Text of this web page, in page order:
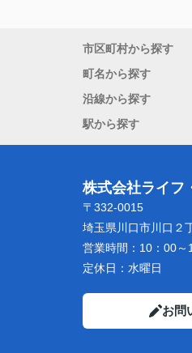
市区町村から探す
町名から探す
沿線から探す
駅から探す
株式会社ライフ
〒332-0015
埼玉県川口市川口２
営業時間： 10：00～
定休日： 水曜日
お問